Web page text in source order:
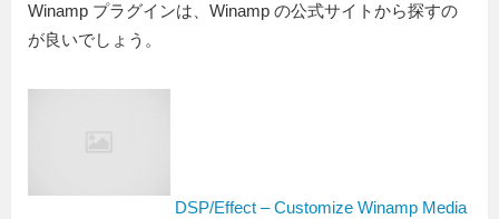
Winamp プラグインは、Winamp の公式サイトから探すの
が良いでしょう。
DSP/Effect – Customize Winamp Media